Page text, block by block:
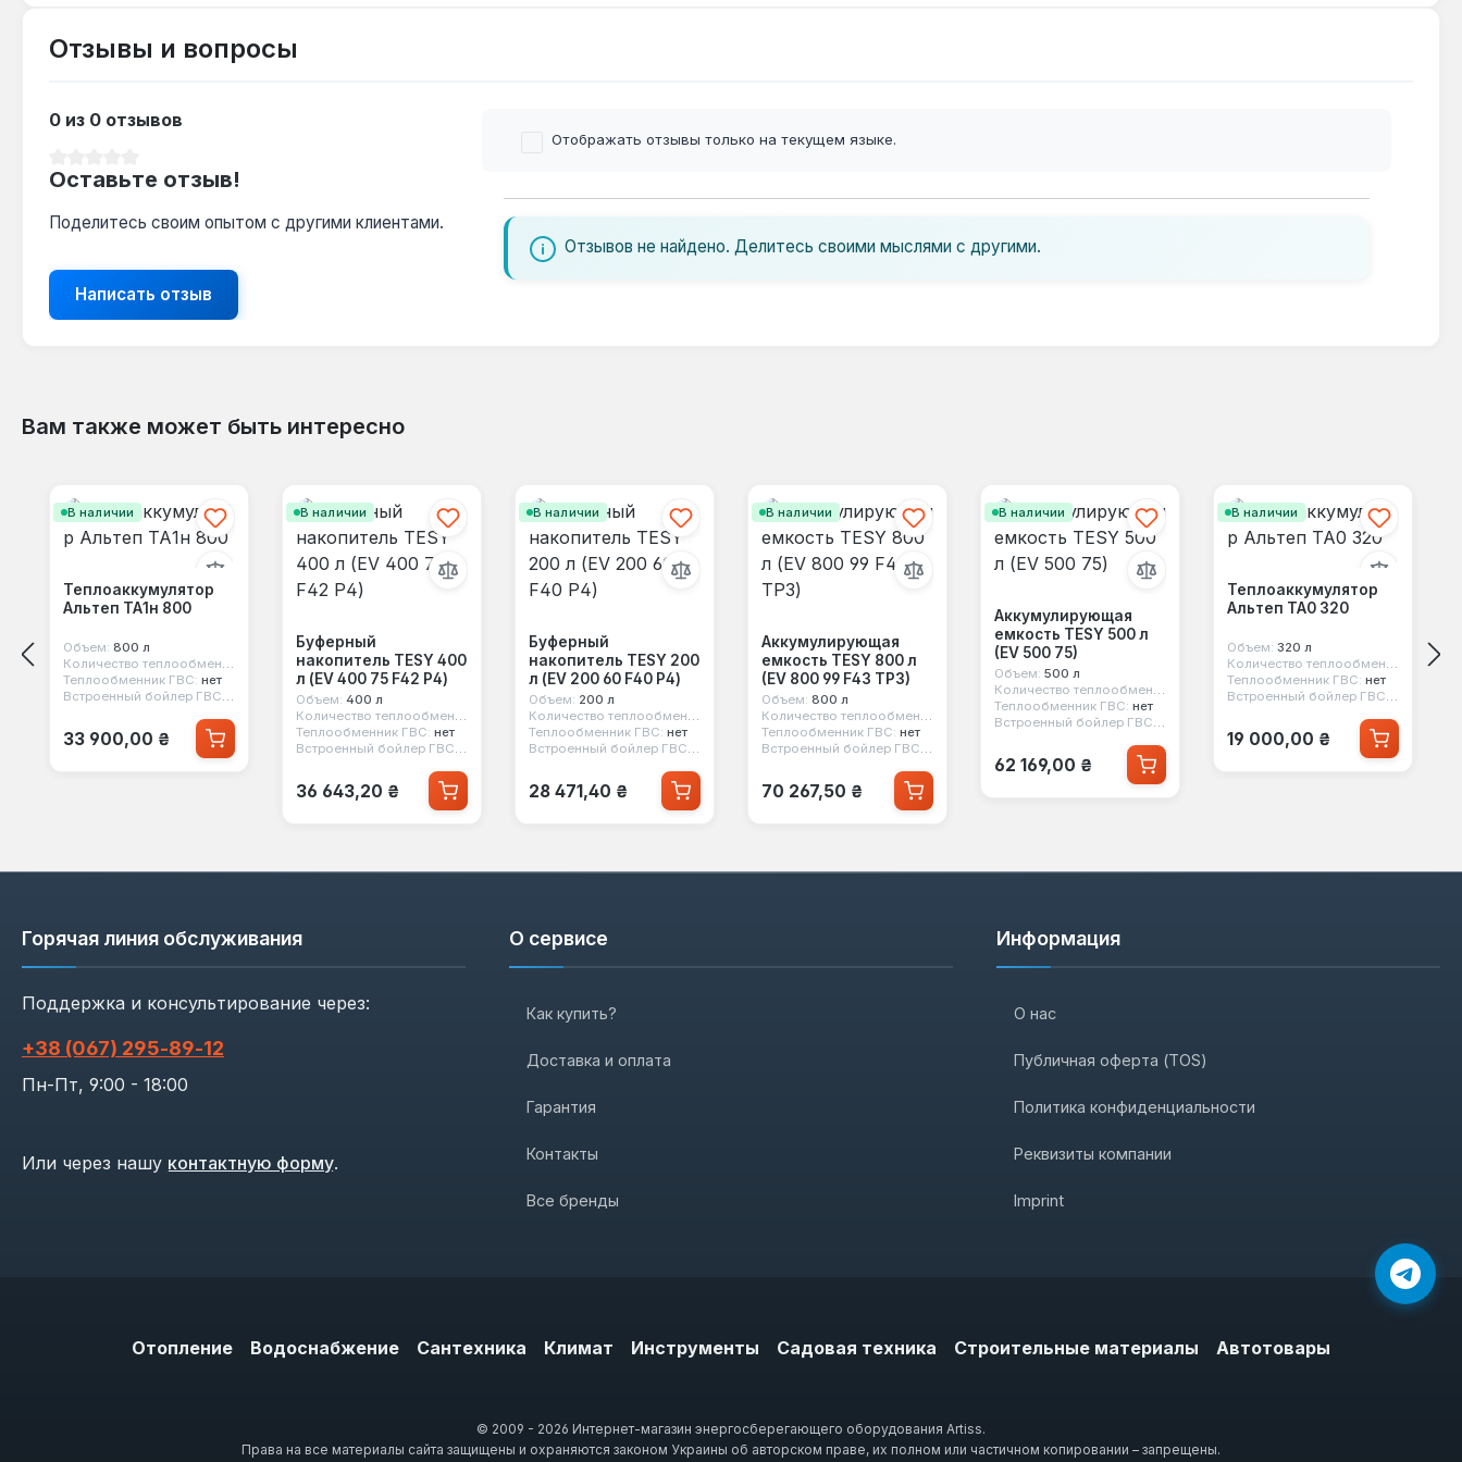
Отзывы и вопросы
0 из 0 отзывов
Оставьте отзыв!
Поделитесь своим опытом с другими клиентами.
Написать отзыв
Отображать отзывы только на текущем языке.
Отзывов не найдено. Делитесь своими мыслями с другими.
Вам также может быть интересно
В наличии
Теплоаккумулятор
Альтеп ТА1н 800
Объем: 800 л
Количество теплообменников:
Теплообменник ГВС: нет
Встроенный бойлер ГВС:нет
Обычная цена:
33 900,00 ₴
В наличии
Буферный
накопитель TESY 400
л (EV 400 75 F42 P4)
Объем: 400 л
Количество теплообменников:
Теплообменник ГВС: нет
Встроенный бойлер ГВС:нет
Обычная цена:
36 643,20 ₴
В наличии
Буферный
накопитель TESY 200
л (EV 200 60 F40 P4)
Объем: 200 л
Количество теплообменников:
Теплообменник ГВС: нет
Встроенный бойлер ГВС:нет
Обычная цена:
28 471,40 ₴
В наличии
Аккумулирующая
емкость TESY 800 л
(EV 800 99 F43 TP3)
Объем: 800 л
Количество теплообменников:
Теплообменник ГВС: нет
Встроенный бойлер ГВС:нет
Обычная цена:
70 267,50 ₴
В наличии
Аккумулирующая
емкость TESY 500 л
(EV 500 75)
Объем: 500 л
Количество теплообменников:
Теплообменник ГВС: нет
Встроенный бойлер ГВС:нет
Обычная цена:
62 169,00 ₴
В наличии
Теплоаккумулятор
Альтеп ТА0 320
Объем: 320 л
Количество теплообменников:
нет
Теплообменник ГВС: нет
Встроенный бойлер ГВС:нет
Обычная цена:
19 000,00 ₴
Горячая линия обслуживания
Поддержка и консультирование через:
+38 (067) 295‑89‑12
Пн-Пт, 9:00 - 18:00
Или через нашу контактную форму.
О сервисе
Как купить?
Доставка и оплата
Гарантия
Контакты
Все бренды
Информация
О нас
Публичная оферта (TOS)
Политика конфиденциальности
Реквизиты компании
Imprint
Отопление Водоснабжение Сантехника Климат Инструменты Садовая техника Строительные материалы Автотовары
© 2009 - 2026 Интернет-магазин энергосберегающего оборудования Artiss.
Права на все материалы сайта защищены и охраняются законом Украины об авторском праве, их полном или частичном копировании – запрещены.